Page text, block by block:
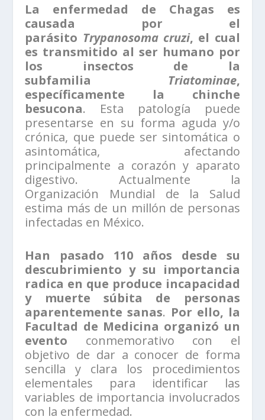
La enfermedad de Chagas es
causada por el
parásito Trypanosoma cruzi, el cual
es transmitido al ser humano por
los insectos de la
subfamilia Triatominae,
específicamente la chinche
besucona. Esta patología puede
presentarse en su forma aguda y/o
crónica, que puede ser sintomática o
asintomática, afectando
principalmente a corazón y aparato
digestivo. Actualmente la
Organización Mundial de la Salud
estima más de un millón de personas
infectadas en México.
Han pasado 110 años desde su
descubrimiento y su importancia
radica en que produce incapacidad
y muerte súbita de personas
aparentemente sanas. Por ello, la
Facultad de Medicina organizó un
evento conmemorativo con el
objetivo de dar a conocer de forma
sencilla y clara los procedimientos
elementales para identificar las
variables de importancia involucrados
con la enfermedad.